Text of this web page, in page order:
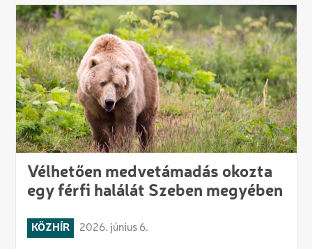
Vélhetően medvetámadás okozta
egy férfi halálát Szeben megyében
KÖZHÍR 2026. június 6.